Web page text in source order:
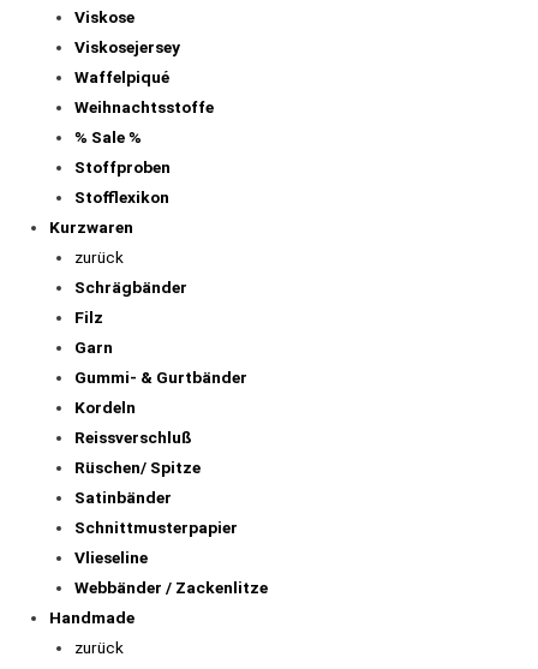
Sweat Uni
French Terry / Sommersweat (Uni)
Steppstoff
Bio Sweatstoff
Sweat-angeraut/ Wintersweat (gemustert)
French Terry / Sommersweat (gemustert)
Tüll
Viskose
Viskosejersey
Waffelpiqué
Weihnachtsstoffe
% Sale %
Stoffproben
Stofflexikon
Kurzwaren
zurück
Schrägbänder
Filz
Garn
Gummi- & Gurtbänder
Kordeln
Reissverschluß